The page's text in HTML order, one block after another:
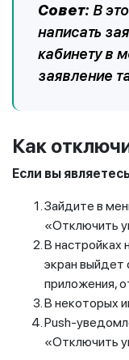
Совет: В
написать
кабинету в
заявление
Как
Если вы
Зайдите в
«Отключить
В настройках
экран выйдет
приложения,
В некоторых
Push-
«Отключить